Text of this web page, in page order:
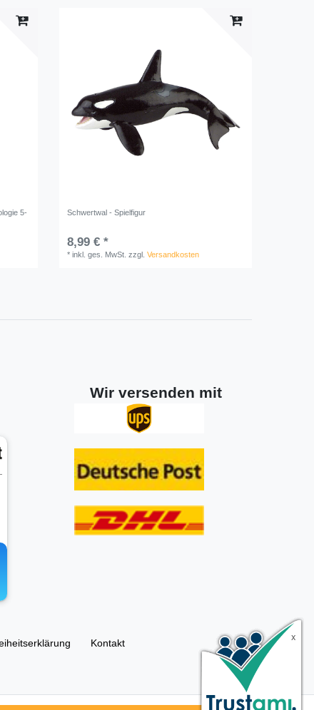
5-
Schwertwal - Spielfigur
8,99 € *
*inkl. ges. MwSt. zzgl.Versandkosten
Wir versenden mit
Kontakt